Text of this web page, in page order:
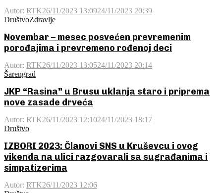
Autor: RTK26/11/2023 13:0924/11/2023 20:39
DruštvoZdravlje
Novembar – mesec posvećen prevremenim
porođajima i prevremeno rođenoj deci
Autor: RTK26/11/2023 13:0524/11/2023 20:14
Šarengrad
JKP “Rasina” u Brusu uklanja staro i priprema
nove zasade drveća
Autor: RTK26/11/2023 12:1024/11/2023 18:17
Društvo
IZBORI 2023: Članovi SNS u Kruševcu i ovog
vikenda na ulici razgovarali sa sugrađanima i
simpatizerima
Autor: RTK26/11/2023 12:06